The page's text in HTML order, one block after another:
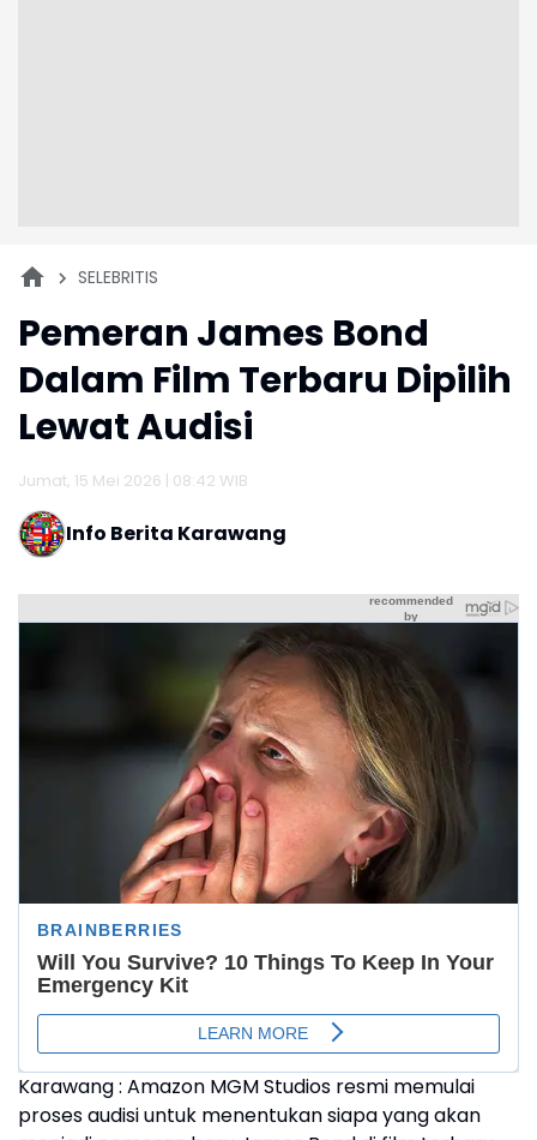
SELEBRITIS
Pemeran James Bond
Dalam Film Terbaru Dipilih
Lewat Audisi
Jumat, 15 Mei 2026 | 08:42 WIB
Info Berita Karawang
Karawang : Amazon MGM Studios resmi memulai
proses audisi untuk menentukan siapa yang akan